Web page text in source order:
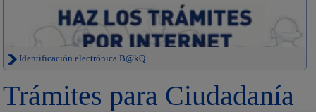
Identificación electrónica B@kQ
Trámites para Ciudadanía